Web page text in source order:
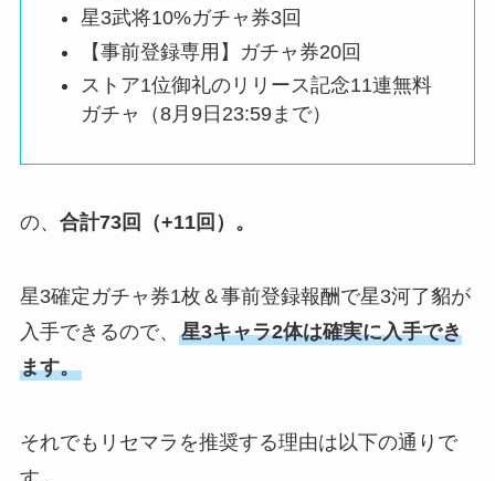
星3武将10%ガチャ券3回
【事前登録専用】ガチャ券20回
ストア1位御礼のリリース記念11連無料
ガチャ（8月9日23:59まで）
の、 合計73回（+11回）。
星3確定ガチャ券1枚＆事前登録報酬で星3河了貂が
入手できるので、 星3キャラ2体は確実に入手でき
ます。
それでもリセマラを推奨する理由は以下の通りで